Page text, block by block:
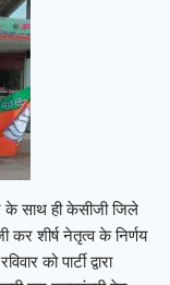
के साथ ही केसीजी जिले
कर शीर्ष नेतृत्व के निर्णय
को पार्टी द्वारा